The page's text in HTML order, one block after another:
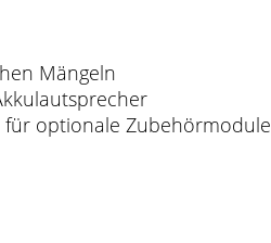
Mängeln
für optionale Zubehörmodule